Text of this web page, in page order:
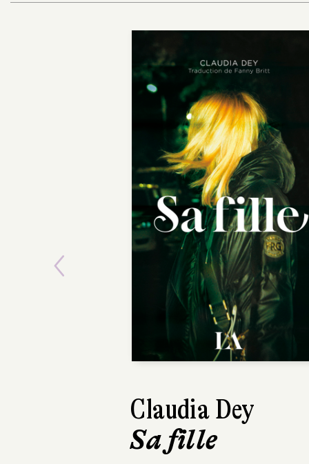
Marion Fayolle
Petit Fruit